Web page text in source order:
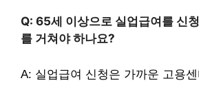
Q: 65세 이상으로 실업급여를 신
를 거쳐야 하나요?
A: 실업급여 신청은 가까운 고용